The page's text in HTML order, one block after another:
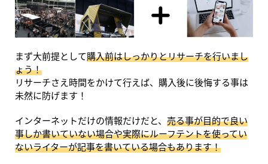
まず大前提として購入前はしっかりとリサーチを行いまし
ょう！
リサーチさえ時間をかけて行えば、購入後に後悔する事は
未然に防げます！
インターネットだけの情報だけだと、 売る事が目的で良い
事しか書いていない場合や実際にルーフテントを使ってい
ないライターが記事を書いている場合もあります！